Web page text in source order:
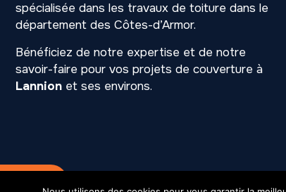
spécialisée dans les travaux de toiture dans le
département des Côtes-d’Armor.
Bénéficiez de notre expertise et de notre
savoir-faire pour vos projets de couverture à
Lannion et ses environs.
Mention légalesSIREN 531 216 901